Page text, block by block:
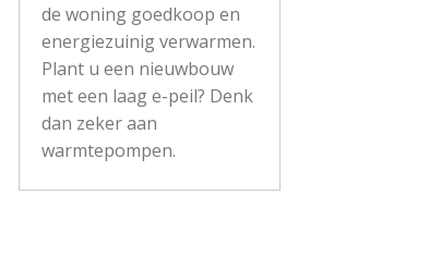
de woning goedkoop en
energiezuinig verwarmen.
Plant u een nieuwbouw
met een laag e-peil? Denk
dan zeker aan
warmtepompen.